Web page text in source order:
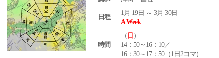
日程
1月 19日 ～ 3月 30日
A Week
時間
（ 日 ）
14：50～16：10／
16：30～17：50（1日2コマ）